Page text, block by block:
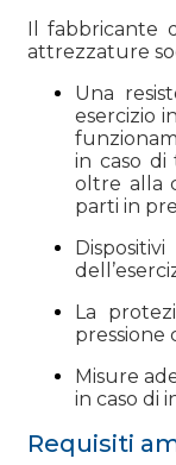
Il fabbricante
attrezzature
Una
esercizio
in caso
oltre alla
parti in
La
pressione
Misure
in caso di
Requisiti